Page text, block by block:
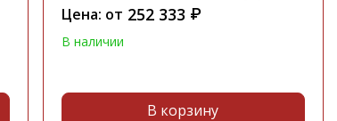
Цена: от 252 333 ₽
В наличии
В корзину